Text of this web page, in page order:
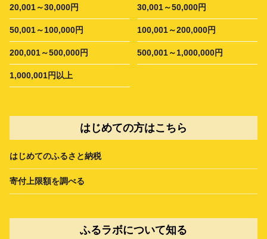
20,001～30,000円 30,001～50,000円
50,001～100,000円 100,001～200,000円
200,001～500,000円 500,001～1,000,000円
1,000,001円以上
はじめての方はこちら
はじめてのふるさと納税
寄付上限額を調べる
ふるラボについて知る